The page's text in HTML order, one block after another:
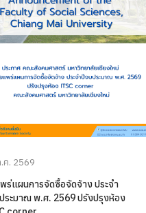
ค. 2569
ร่แผนการจัดซื้อจัดจ้าง ประจำ
ระมาณ พ.ศ. 2569 ปรังปรุงห้อง